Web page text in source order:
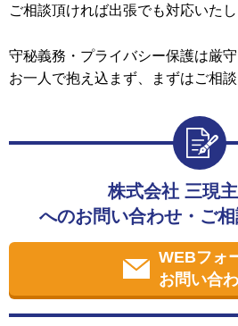
ご相談頂ければ出張でも対応いたし
守秘義務・プライバシー保護は厳守
お一人で抱え込まず、まずはご相談
株式会社 三現
へのお問い合わせ・ご
WEBフォ
お問い合